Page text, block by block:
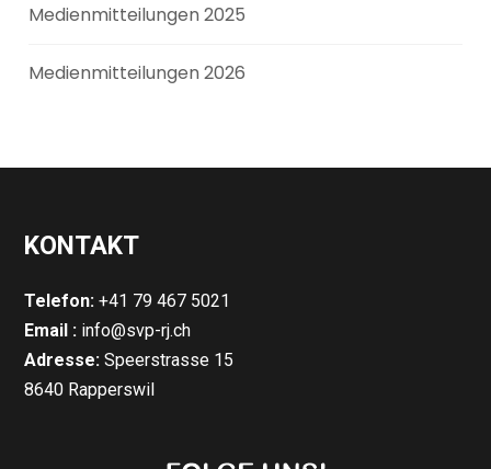
Medienmitteilungen 2025
Medienmitteilungen 2026
KONTAKT
Telefon: +41 79 467 5021
Email : info@svp-rj.ch
Adresse: Speerstrasse 15
8640 Rapperswil